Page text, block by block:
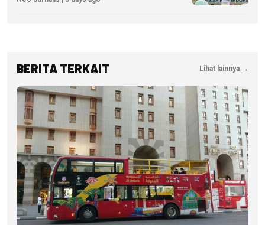
BERITA TERKAIT Lihat lainnya →